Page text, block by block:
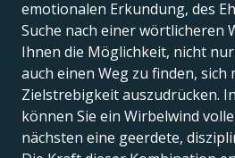
emotionalen Erkundung, des
Suche nach einer wörtlicheren
Ihnen die Möglichkeit, nicht nur
auch einen Weg zu finden, sich
Zielstrebigkeit auszudrücken.
können Sie ein Wirbelwind
nächsten eine geerdete,